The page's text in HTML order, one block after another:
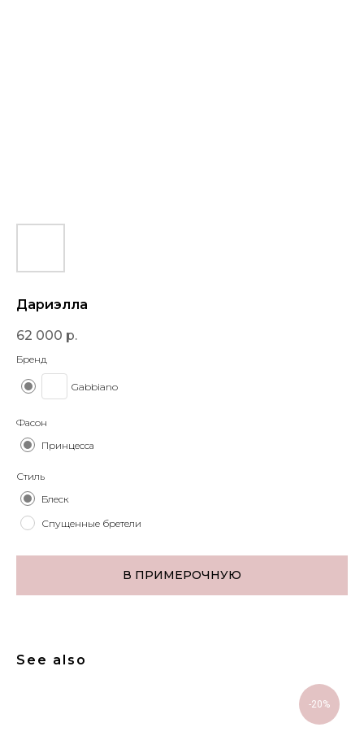
Дариэлла
62 000 р.
Бренд
Gabbiano
Фасон
Принцесса
Стиль
Блеск
Спущенные бретели
В ПРИМЕРОЧНУЮ
See also
-20%